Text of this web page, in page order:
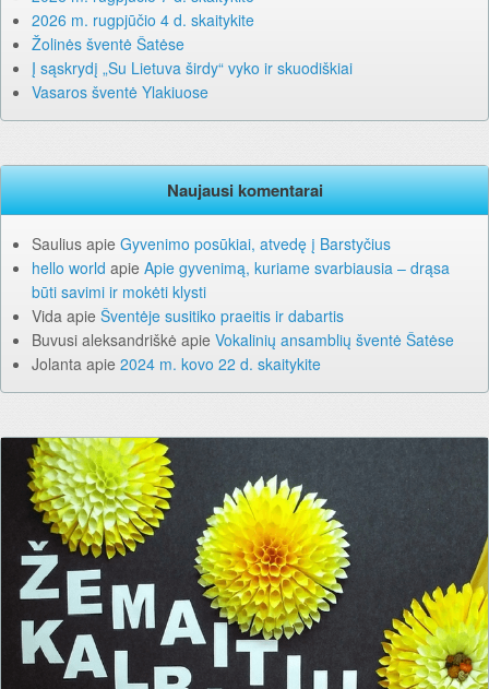
2026 m. rugpjūčio 4 d. skaitykite
Žolinės šventė Šatėse
Į sąskrydį „Su Lietuva širdy“ vyko ir skuodiškiai
Vasaros šventė Ylakiuose
Naujausi komentarai
Saulius apie Gyvenimo posūkiai, atvedę į Barstyčius
hello world apie Apie gyvenimą, kuriame svarbiausia – drąsa
būti savimi ir mokėti klysti
Vida apie Šventėje susitiko praeitis ir dabartis
Buvusi aleksandriškė apie Vokalinių ansamblių šventė Šatėse
Jolanta apie 2024 m. kovo 22 d. skaitykite